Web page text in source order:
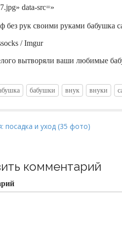
data-src=»
/ Imgur
вытворяли ваши любимые
бабушки внук внуки
посадка и уход (35 фото)
комментарий